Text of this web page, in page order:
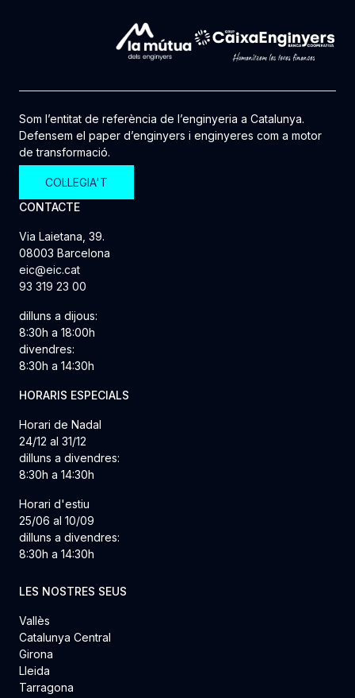
Som l’entitat de referència de l’enginyeria a Catalunya.
Defensem el paper d’enginyers i enginyeres com a motor
de transformació.
COL·LEGIA'T
CONTACTE
Via Laietana, 39.
08003 Barcelona
eic@eic.cat
93 319 23 00
dilluns a dijous:
8:30h a 18:00h
divendres:
8:30h a 14:30h
HORARIS ESPECIALS
Horari de Nadal
24/12 al 31/12
dilluns a divendres:
8:30h a 14:30h
Horari d'estiu
25/06 al 10/09
dilluns a divendres:
8:30h a 14:30h
LES NOSTRES SEUS
Vallès
Catalunya Central
Girona
Lleida
Tarragona